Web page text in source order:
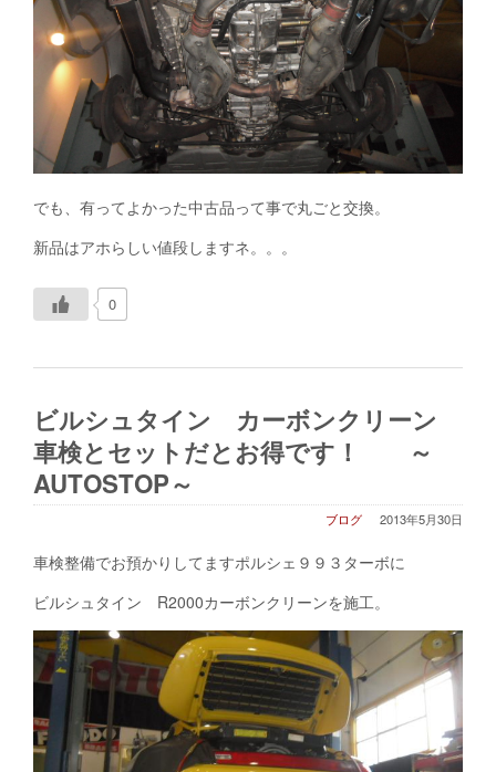
でも、有ってよかった中古品って事で丸ごと交換。
新品はアホらしい値段しますネ。。。
0
ビルシュタイン カーボンクリーン
車検とセットだとお得です！ ～
AUTOSTOP～
2013年5月30日
ブログ
車検整備でお預かりしてますポルシェ９９３ターボに
ビルシュタイン R2000カーボンクリーンを施工。